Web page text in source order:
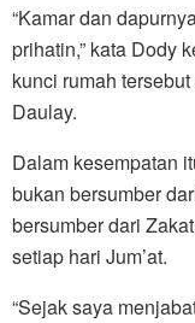
“Kamar dan
prihatin,” kata Dody
kunci rumah
Daulay.
Dalam kesempatan
bukan bersumber
bersumber dari
setiap hari Jum’at.
“Sejak saya